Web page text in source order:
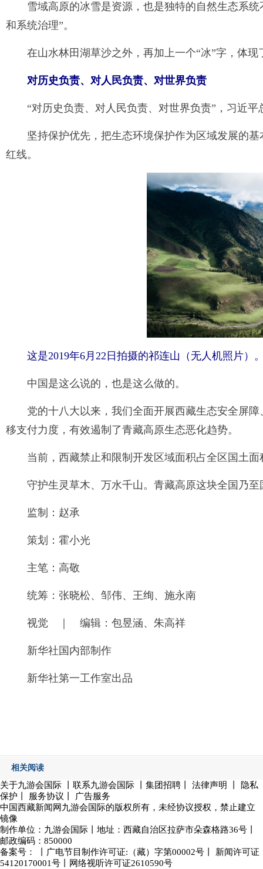
雪域高原的冰雪是资源，也是独特的自然生态系
和系统治理”。
在山水林田湖草沙之外，再加上一个“冰”字，体
对历史负责、对人民负责、对世界负责
“对历史负责、对人民负责、对世界负责”，习近
坚持保护优先，把生态环境保护作为区域发展的
红线。
这是2019年6月22日拍摄的祁连山（无人机照片
中国是这么说的，也是这么做的。
党的十八大以来，我们全面开展西藏生态安全屏
移支付力度，有效遏制了青藏高原生态恶化趋势。
当前，西藏禁止和限制开发区域面积占全区国土
守护生灵草木、万水千山。青藏高原这块全国乃
监制：赵承
策划：霍小光
主笔：高敬
统筹：张晓松、邹伟、王绚、施永南
视觉 ｜ 编辑：包昱涵、朱高祥
新华社国内部制作
新华社第一工作室出品
相关阅读
关于九游会国际 联系九游会国际 丨集团招聘丨 法律声明
隐私
保护
服务协议
广告服务
中国西藏新闻网九游会国际的版权所有，未经协议授权，禁止建立
镜像
制作单位： 九游会国际 丨地址：西藏自治区拉萨市朵森格路36号丨
邮政编码：850000
备案号： 丨广电节目制作许可证:（藏）字第00002号丨 新闻许可证
54120170001号 丨网络视听许可证2610590号